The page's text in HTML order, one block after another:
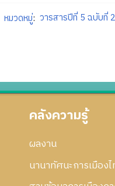
หมวดหมู่: วารสารปีที่ 5 ฉบับที่
คลังความรู้
ผลงาน
นานาทัศนะการเมือง